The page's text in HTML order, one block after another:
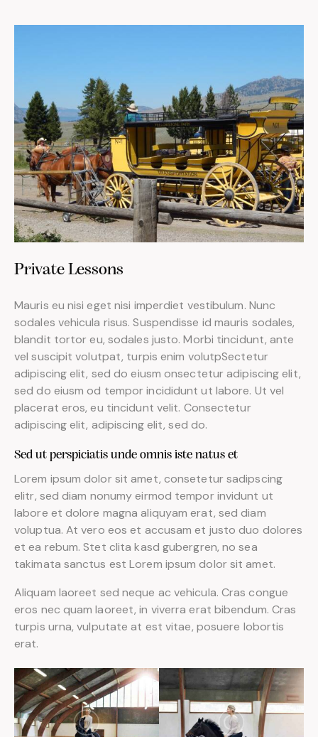
Private Lessons
Mauris eu nisi eget nisi imperdiet vestibulum. Nunc
sodales vehicula risus. Suspendisse id mauris sodales,
blandit tortor eu, sodales justo. Morbi tincidunt, ante
vel suscipit volutpat, turpis enim volutpSectetur
adipiscing elit, sed do eiusm onsectetur adipiscing elit,
sed do eiusm od tempor incididunt ut labore. Ut vel
placerat eros, eu tincidunt velit. Consectetur
adipiscing elit, adipiscing elit, sed do.
Sed ut perspiciatis unde omnis iste natus et
Lorem ipsum dolor sit amet, consetetur sadipscing
elitr, sed diam nonumy eirmod tempor invidunt ut
labore et dolore magna aliquyam erat, sed diam
voluptua. At vero eos et accusam et justo duo dolores
et ea rebum. Stet clita kasd gubergren, no sea
takimata sanctus est Lorem ipsum dolor sit amet.
Aliquam laoreet sed neque ac vehicula. Cras congue
eros nec quam laoreet, in viverra erat bibendum. Cras
turpis urna, vulputate at est vitae, posuere lobortis
erat.